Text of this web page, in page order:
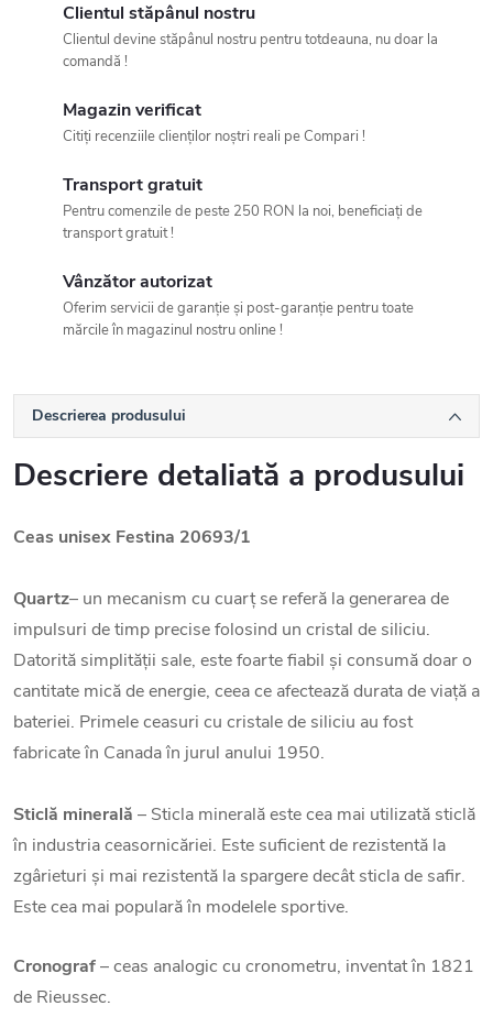
Clientul stăpânul nostru
Clientul devine stăpânul nostru pentru totdeauna, nu doar la
comandă !
Magazin verificat
Citiți recenziile clienților noștri reali pe Compari !
Transport gratuit
Pentru comenzile de peste 250 RON la noi, beneficiați de
transport gratuit !
Vânzător autorizat
Oferim servicii de garanție și post-garanție pentru toate
mărcile în magazinul nostru online !
Descrierea produsului
Descriere detaliată a produsului
Ceas unisex Festina 20693/1
Quartz– un mecanism cu cuarț se referă la generarea de
impulsuri de timp precise folosind un cristal de siliciu.
Datorită simplității sale, este foarte fiabil și consumă doar o
cantitate mică de energie, ceea ce afectează durata de viață a
bateriei. Primele ceasuri cu cristale de siliciu au fost
fabricate în Canada în jurul anului 1950.
Sticlă minerală – Sticla minerală este cea mai utilizată sticlă
în industria ceasornicăriei. Este suficient de rezistentă la
zgârieturi și mai rezistentă la spargere decât sticla de safir.
Este cea mai populară în modelele sportive.
Cronograf– ceas analogic cu cronometru, inventat în 1821
de Rieussec.